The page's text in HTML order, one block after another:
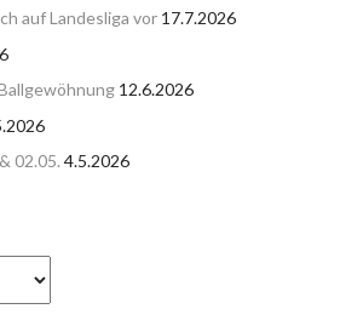
auf Landesliga vor 17.7.2026
12.6.2026
02.05. 4.5.2026